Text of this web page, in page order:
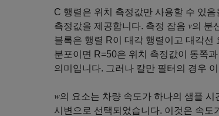
C 행렬은 위치 측정값만 사용할 수 있
측정값을 제공합니다. 측정 잡음
의 분
블록은 행렬 R이 대각 행렬이고 대각
분포이면 R=50은 위치 측정값이 동쪽
의미입니다. 그러나 칼만 필터의 경우
의 요소는 차량 속도가 하나의 샘플
시변으로 선택되었습니다. 이것은 속도